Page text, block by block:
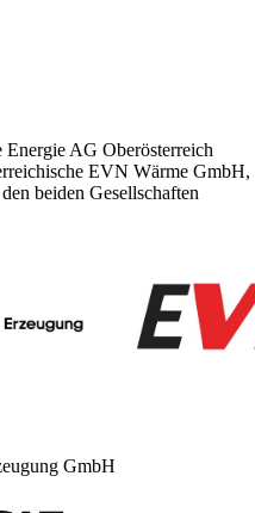
AG Oberösterreich
EVN Wärme GmbH,
beiden Gesellschaften
GmbH